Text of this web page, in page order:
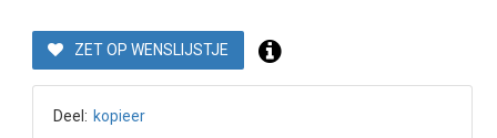
ZET OP WENSLIJSTJE
Deel: kopieer